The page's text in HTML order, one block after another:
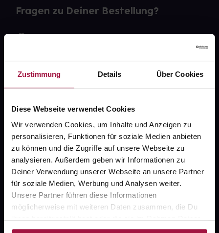
Zustimmung Details Über Cookies
Diese Webseite verwendet Cookies
Wir verwenden Cookies, um Inhalte und Anzeigen zu
personalisieren, Funktionen für soziale Medien anbieten
zu können und die Zugriffe auf unsere Webseite zu
analysieren. Außerdem geben wir Informationen zu
Deiner Verwendung unserer Webseite an unsere Partner
für soziale Medien, Werbung und Analysen weiter.
Unsere Partner führen diese Informationen
möglicherweise mit weiteren Daten zusammen, die Du
ihnen bereitgestellt hast oder die sie im Rahmen Deiner
Nutzung der Dienste gesammelt haben.
Fragen zu Deiner Bestellung?
Widerrufsformular
gesund.de
Über uns
Karriere
Barrierefreiheitserklärung